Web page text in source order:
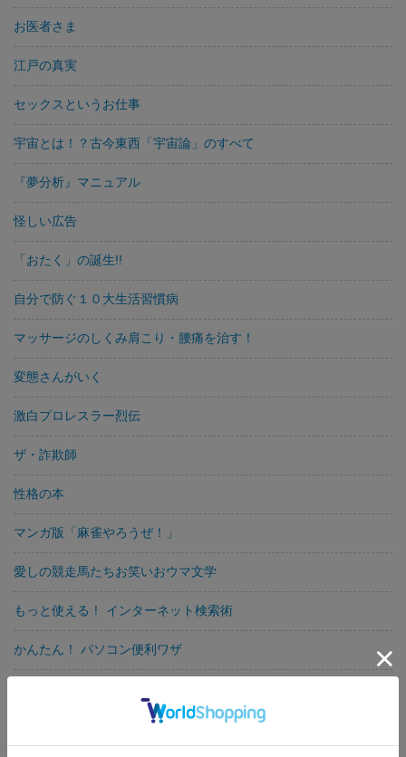
お医者さま
江戸の真実
セックスというお仕事
宇宙とは！？古今東西「宇宙論」のすべて
『夢分析』マニュアル
怪しい広告
「おたく」の誕生!!
自分で防ぐ１０大生活習慣病
マッサージのしくみ肩こり・腰痛を治す！
変態さんがいく
激白プロレスラー烈伝
ザ・詐欺師
性格の本
マンガ版「麻雀やろうぜ！」
愛しの競走馬たちお笑いおウマ文学
もっと使える！ インターネット検索術
かんたん！ パソコン便利ワザ
これで「美しく」なる体験！ オール美容術